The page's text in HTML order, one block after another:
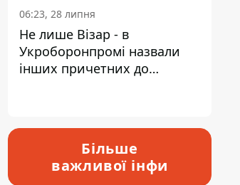
06:23, 28 липня
Не лише Візар - в
Укроборонпромі назвали
інших причетних до
Більше
важливої інфи